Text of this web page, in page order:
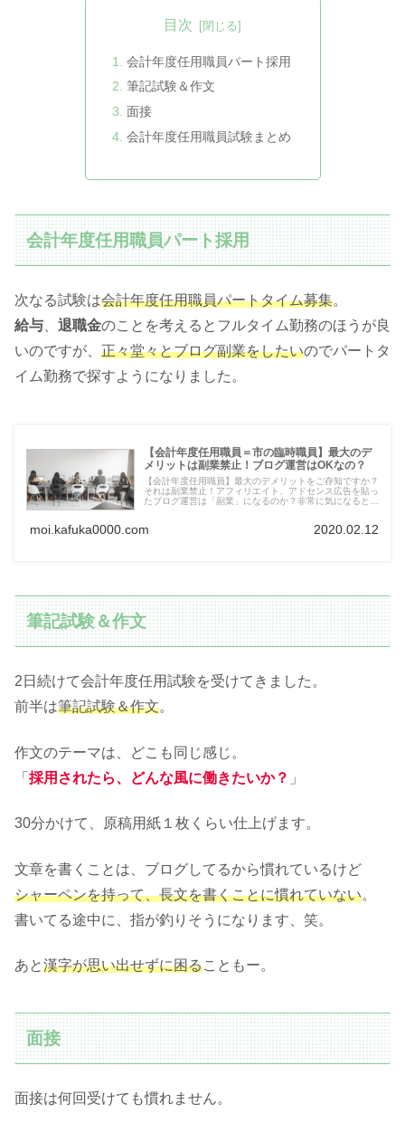
目次
会計年度任用職員パート採用
筆記試験＆作文
面接
会計年度任用職員試験まとめ
会計年度任用職員パート採用
次なる試験は会計年度任用職員パートタイム募集。
給与、 退職金のことを考えるとフルタイム勤務のほうが良
いのですが、 正々堂々とブログ副業をしたいのでパートタ
イム勤務で探すようになりました。
【会計年度任用職員＝市の臨時職員】最大のデ
メリットは副業禁止！ブログ運営はOKなの？
【会計年度任用職員】最大のデメリットをご存知ですか？
それは副業禁止！アフィリエイト、アドセンス広告を貼っ
たブログ運営は「副業」になるのか？非常に気になるとこ
moi.kafuka0000.com 2020.02.12
筆記試験＆作文
2日続けて会計年度任用試験を受けてきました。
前半は筆記試験＆作文。
作文のテーマは、どこも同じ感じ。
「 採用されたら、どんな風に働きたいか？ 」
30分かけて、原稿用紙１枚くらい仕上げます。
文章を書くことは、ブログしてるから慣れているけど
シャーペンを持って、長文を書くことに慣れていない。
書いてる途中に、指が釣りそうになります、笑。
あと漢字が思い出せずに困ることもー。
面接
面接は何回受けても慣れません。